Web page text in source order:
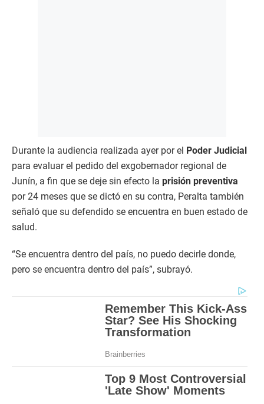
Durante la audiencia realizada ayer por el Poder Judicial
para evaluar el pedido del exgobernador regional de
Junín, a fin que se deje sin efecto la prisión preventiva
por 24 meses que se dictó en su contra, Peralta también
señaló que su defendido se encuentra en buen estado de
salud.
“Se encuentra dentro del país, no puedo decirle donde,
pero se encuentra dentro del país”, subrayó.